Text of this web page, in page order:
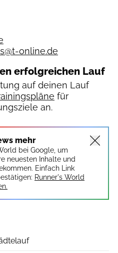
online.de
erfolgreichen Lauf
auf deinen Lauf
für
an.
mehr
bei Google, um
neuesten Inhalte und
Einfach Link
Runner's World